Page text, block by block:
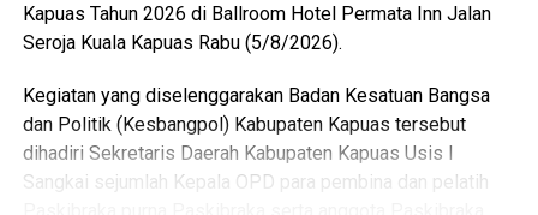
Messenger Twitter/X
Kapuas Tahun 2026 di Ballroom Hotel Permata Inn Jalan
Seroja Kuala Kapuas Rabu (5/8/2026).
Kegiatan yang diselenggarakan Badan Kesatuan Bangsa
dan Politik (Kesbangpol) Kabupaten Kapuas tersebut
dihadiri Sekretaris Daerah Kabupaten Kapuas Usis I
Sangkai sejumlah Kepala OPD para pembina dan pelatih